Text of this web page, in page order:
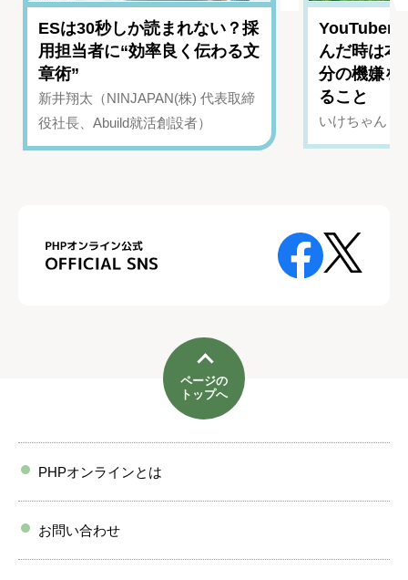
ESは30秒しか読まれない？採
用担当者に“効率良く伝わる文
章術”
新井翔太（NINJAPAN(株) 代表取締
役社長、Abuild就活創設者）
YouTuber
んだ時は
分の機嫌を
ること
いけちゃん（
ページの
トップへ
PHPオンラインとは
お問い合わせ